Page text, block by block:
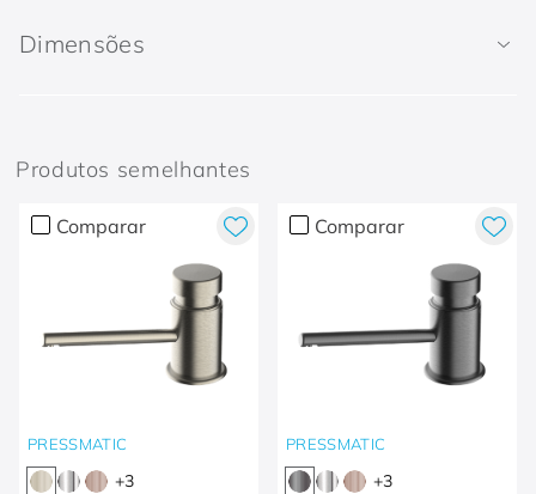
Dimensões
Produtos semelhantes
Comparar
PRESSMATIC
+3
Comparar
PRESSMATIC
+3